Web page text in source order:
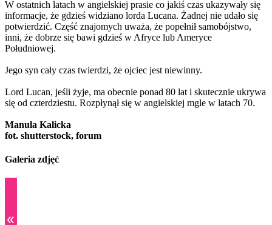
W ostatnich latach w angielskiej prasie co jakiś czas ukazywały się
informacje, że gdzieś widziano lorda Lucana. Żadnej nie udało się
potwierdzić. Część znajomych uważa, że popełnił samobójstwo,
inni, że dobrze się bawi gdzieś w Afryce lub Ameryce
Południowej.
Jego syn cały czas twierdzi, że ojciec jest niewinny.
Lord Lucan, jeśli żyje, ma obecnie ponad 80 lat i skutecznie ukrywa
się od czterdziestu. Rozpłynął się w angielskiej mgle w latach 70.
Manula Kalicka
fot. shutterstock, forum
Galeria zdjęć